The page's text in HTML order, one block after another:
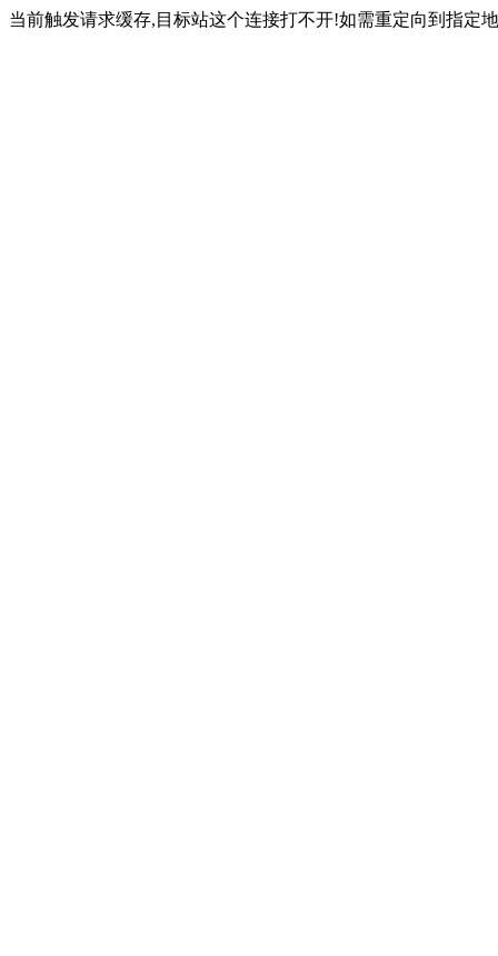
当前触发请求缓存,目标站这个连接打不开!如需重定向到指定